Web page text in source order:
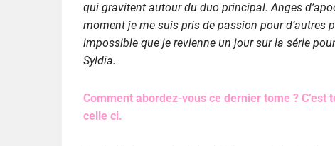
qui gravitent autour du duo principal. Anges
moment je me suis pris de passion pour d’autres
impossible que je revienne un jour sur la série
Syldia.
Comment abordez-vous ce dernier tome ?
celle ci.